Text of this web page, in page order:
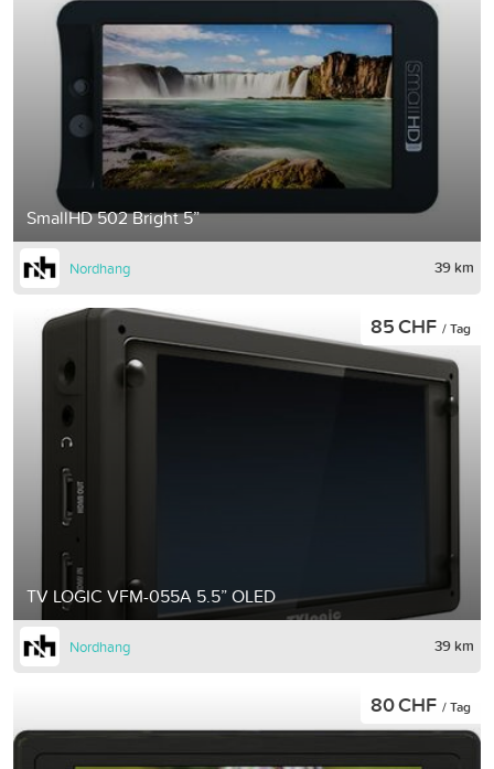
SmallHD 502 Bright 5”
Nordhang 39 km
TV LOGIC VFM-055A 5.5” OLED
85 CHF / Tag
Nordhang 39 km
80 CHF / Tag